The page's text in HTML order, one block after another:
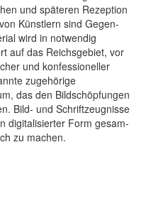
und späteren Rezeption
Künstlern sind Gegen­
wird in notwendig
auf das Reichs­gebiet, vor
und konfes­sioneller
zugehörige
das den Bild­schöpfungen
Bild- und Schrift­zeugnisse
digitalisierter Form gesam­
zu machen.